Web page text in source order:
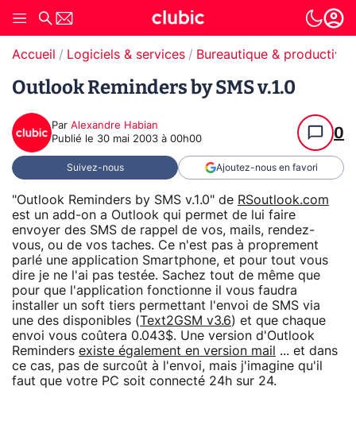
Accueil Logiciels & services Bureautique & productivité
Outlook Reminders by SMS v.1.0
Par Alexandre Habian
Publié le 30 mai 2003 à 00h00 0
Suivez-nous Ajoutez-nous en favori
"Outlook Reminders by SMS v.1.0" de RSoutlook.com
est un add-on a Outlook qui permet de lui faire
envoyer des SMS de rappel de vos, mails, rendez-
vous, ou de vos taches. Ce n'est pas à proprement
parlé une application Smartphone, et pour tout vous
dire je ne l'ai pas testée. Sachez tout de même que
pour que l'application fonctionne il vous faudra
installer un soft tiers permettant l'envoi de SMS via
une des disponibles (Text2GSM v3.6) et que chaque
envoi vous coûtera 0.043$. Une version d'Outlook
Reminders existe également en version mail
... et dans
ce cas, pas de surcoût à l'envoi, mais j'imagine qu'il
faut que votre PC soit connecté 24h sur 24.